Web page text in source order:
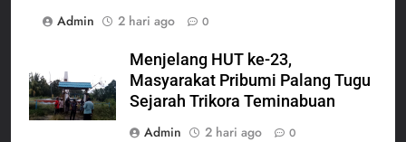
Admin
2 hari ago 0
Menjelang HUT ke-23,
Masyarakat Pribumi Palang Tugu
Sejarah Trikora Teminabuan
Admin
2 hari ago 0